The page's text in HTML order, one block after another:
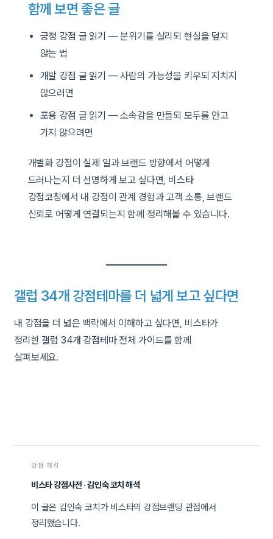
함께 보면 좋은 글
긍정 강점 글 읽기 — 분위기를 살리되 현실을 덮지
않는 법
개발 강점 글 읽기 — 사람의 가능성을 키우되 지치지
않으려면
포용 강점 글 읽기 — 소속감을 만들되 모두를 안고
가지 않으려면
개별화 강점이 실제 일과 브랜드 방향에서 어떻게
드러나는지 더 선명하게 보고 싶다면, 비스타
강점코칭에서 내 강점이 관계 경험과 고객 소통, 브랜드
신뢰로 어떻게 연결되는지 함께 정리해볼 수 있습니다.
갤럽 34개 강점테마를 더 넓게 보고 싶다면
내 강점을 더 넓은 맥락에서 이해하고 싶다면, 비스타가
정리한갤럽 34개 강점테마 전체 가이드를 함께
살펴보세요.
강점 해석
비스타 강점사전 ·김인숙코치 해석
이 글은 김인숙 코치가 비스타의 강점브랜딩 관점에서
정리했습니다.